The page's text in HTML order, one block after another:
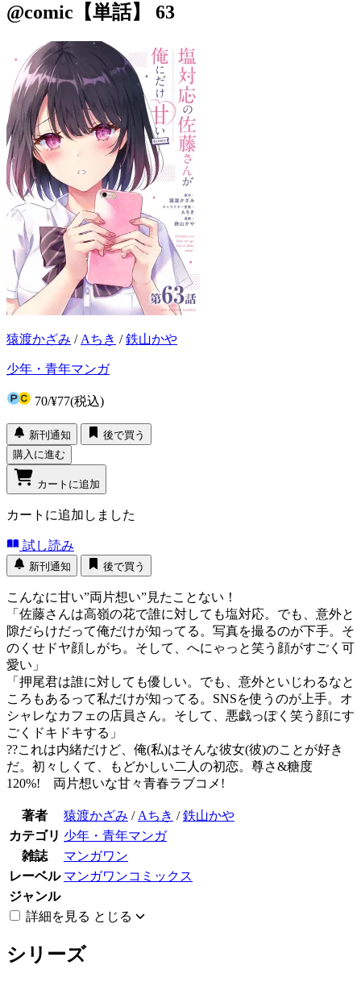
@comic【単話】 63
猿渡かざみ / Aちき /鉄山かや
少年・青年マンガ
70/¥77(税込)
新刊通知
後で買う
購入に進む
カートに追加
カートに追加しました
試し読み
新刊通知 後で買う
こんなに甘い”両片想い”見たことない！
「佐藤さんは高嶺の花で誰に対しても塩対応。でも、意外と
隙だらけだって俺だけが知ってる。写真を撮るのが下手。そ
のくせドヤ顔しがち。そして、へにゃっと笑う顔がすごく可
愛い」
「押尾君は誰に対しても優しい。でも、意外といじわるなと
ころもあるって私だけが知ってる。SNSを使うのが上手。オ
シャレなカフェの店員さん。そして、悪戯っぽく笑う顔にす
ごくドキドキする」
??これは内緒だけど、俺(私)はそんな彼女(彼)のことが好き
だ。初々しくて、もどかしい二人の初恋。尊さ&糖度
120%! 両片想いな甘々青春ラブコメ!
著者 猿渡かざみ / Aちき /鉄山かや
カテゴリ 少年・青年マンガ
雑誌
マンガワン
レーベル マンガワンコミックス
ジャンル
詳細を見る とじる
シリーズ